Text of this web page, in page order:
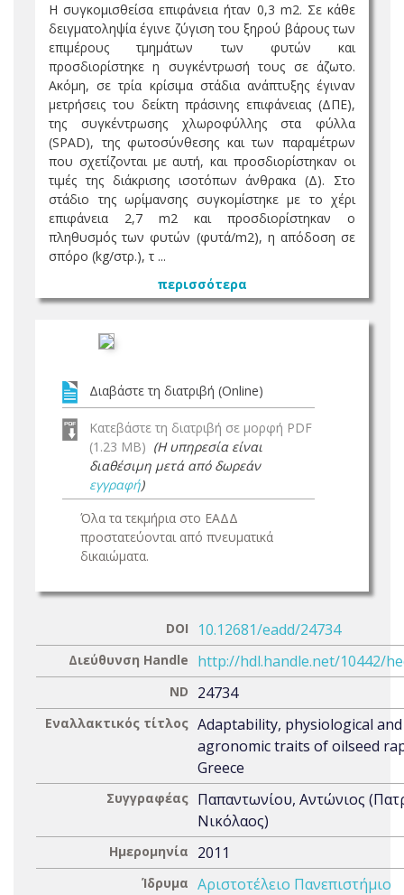
H συγκομισθείσα επιφάνεια ήταν 0,3 m2. Σε κάθε
δειγματοληψία έγινε ζύγιση του ξηρού βάρους των
επιμέρους τμημάτων των φυτών και
προσδιορίστηκε η συγκέντρωσή τους σε άζωτο.
Ακόμη, σε τρία κρίσιμα στάδια ανάπτυξης έγιναν
μετρήσεις του δείκτη πράσινης επιφάνειας (ΔΠΕ),
της συγκέντρωσης χλωροφύλλης στα φύλλα
(SPAD), της φωτοσύνθεσης και των παραμέτρων
που σχετίζονται με αυτή, και προσδιορίστηκαν οι
τιμές της διάκρισης ισοτόπων άνθρακα (Δ). Στο
στάδιο της ωρίμανσης συγκομίστηκε με το χέρι
επιφάνεια 2,7 m2 και προσδιορίστηκαν ο
πληθυσμός των φυτών (φυτά/m2), η απόδοση σε
σπόρο (kg/στρ.), τ ...
περισσότερα
Διαβάστε τη διατριβή (Online)
Κατεβάστε τη διατριβή σε μορφή PDF
(1.23 MB) (Η υπηρεσία είναι
διαθέσιμη μετά από δωρεάν
εγγραφή)
Όλα τα τεκμήρια στο ΕΑΔΔ
προστατεύονται από πνευματικά
δικαιώματα.
DOI 10.12681/eadd/24734
Διεύθυνση Handle http://hdl.handle.net/10442/
ND 24734
Εναλλακτικός τίτλος Adaptability, physiological and
agronomic traits of oilseed
Greece
Συγγραφέας Παπαντωνίου, Αντώνιος
Νικόλαος)
Ημερομηνία 2011
Ίδρυμα Αριστοτέλειο Πανεπιστήμιο